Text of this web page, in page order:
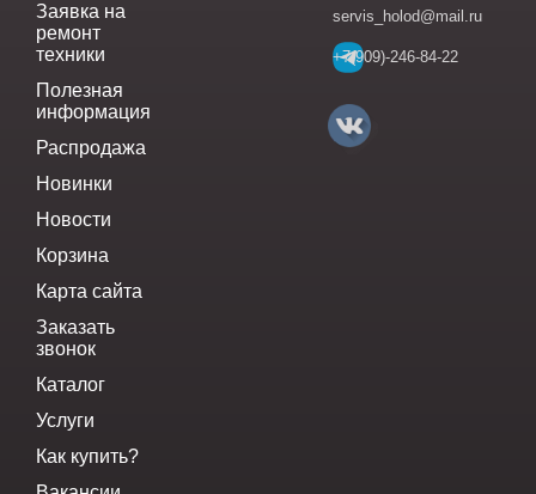
Заявка на
ремонт
техники
Полезная
информация
Распродажа
Новинки
Новости
Корзина
Карта сайта
Заказать
звонок
Каталог
Услуги
Как купить?
servis_holod@mail.ru
+7(909)-246-84-22